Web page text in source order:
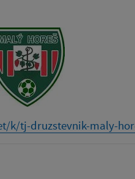
k/tj-druzstevnik-maly-